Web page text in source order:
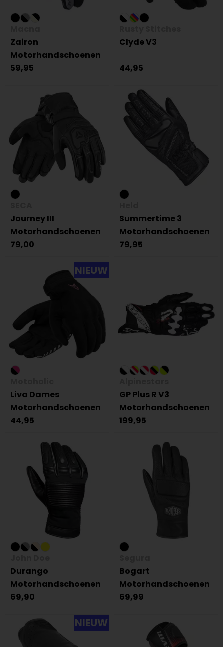
Zairon
Motorhandschoenen
59,95
Clyde V3
44,95
Journey III
Motorhandschoenen
79,00
Summertime 3
Motorhandschoenen
79,95
NIEUW
Liva Dames
Motorhandschoenen
44,95
GP Plus R V3
Motorhandschoenen
199,95
Durango
Motorhandschoenen
69,90
Bogart
Motorhandschoenen
69,99
NIEUW